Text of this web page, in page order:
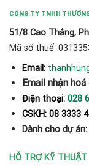
CÔNG TY TNHH
51/8 Cao Thắng,
Mã số thuế:
Email:
Email nhận hoá
Điện thoại: 028
CSKH: 08 3333
Dành cho dự án:
HỖ TRỢ KỸ